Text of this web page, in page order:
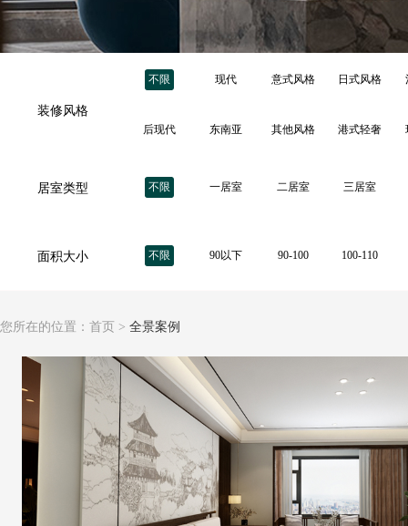
装修风格
不限 现代 意式风格 日式风格
后现代 东南亚 其他风格 港式轻奢
居室类型 不限 一居室 二居室 三居室
面积大小 不限 90以下 90-100 100-110
您所在的位置： 首页 > 全景案例